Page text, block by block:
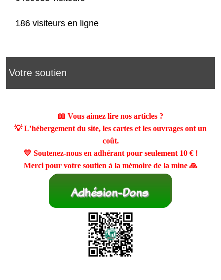
186 visiteurs en ligne
Votre soutien
📖 Vous aimez lire nos articles ?
💡 L’hébergement du site, les cartes et les ouvrages ont un
coût.
💛 Soutenez-nous en adhérant pour seulement 10 €!
Merci pour votre soutien à la mémoire de la mine 🙏